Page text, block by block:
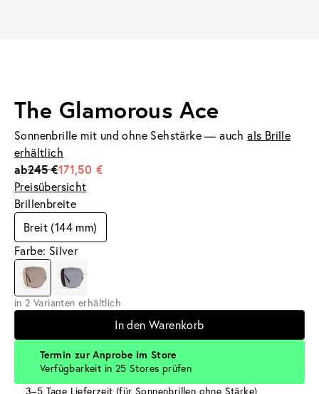
The Glamorous Ace
Sonnenbrille mit und ohne Sehstärke — auchals Brille
erhältlich
ab245 €171,50 €
Preisübersicht
Brillenbreite
Breit (144 mm)
Farbe: Silver
in 2 Varianten erhältlich
In den Warenkorb
Termin zur Anprobe im Store
Verfügbarkeit in 25 Stores prüfen
3–5 Tage Lieferzeit (für Sonnenbrillen ohne Stärke)